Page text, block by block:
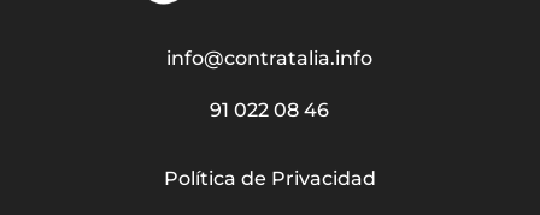
info@contratalia.info
91 022 08 46
Política de Privacidad